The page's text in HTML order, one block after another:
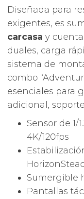
Diseñada para
exigentes, es
carcasa y
duales, carga
sistema de
combo
esenciales para
adicional,
Sensor de 1/
4K/120fps
Sumergible
Pantallas